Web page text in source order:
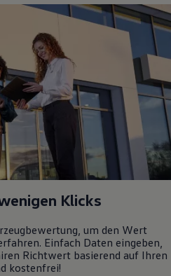
Klicks
um den Wert
Einfach Daten eingeben,
Richtwert basierend auf Ihren
kostenfrei!